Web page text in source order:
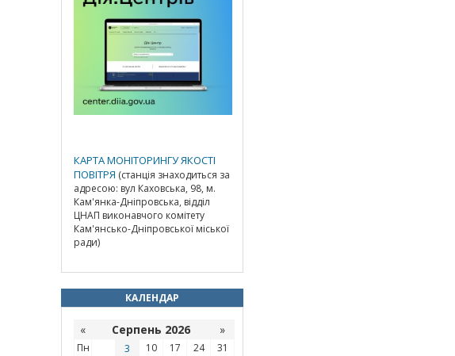
КАРТА МОНІТОРИНГУ ЯКОСТІ
ПОВІТРЯ (станція знаходиться за
адресою: вул Каховська, 98, м.
Кам'янка-Дніпровська, відділ
ЦНАП виконавчого комітету
Кам'янсько-Дніпровської міської
ради)
КАЛЕНДАР
« Серпень 2026 »
Пн 3 10 17 24 31